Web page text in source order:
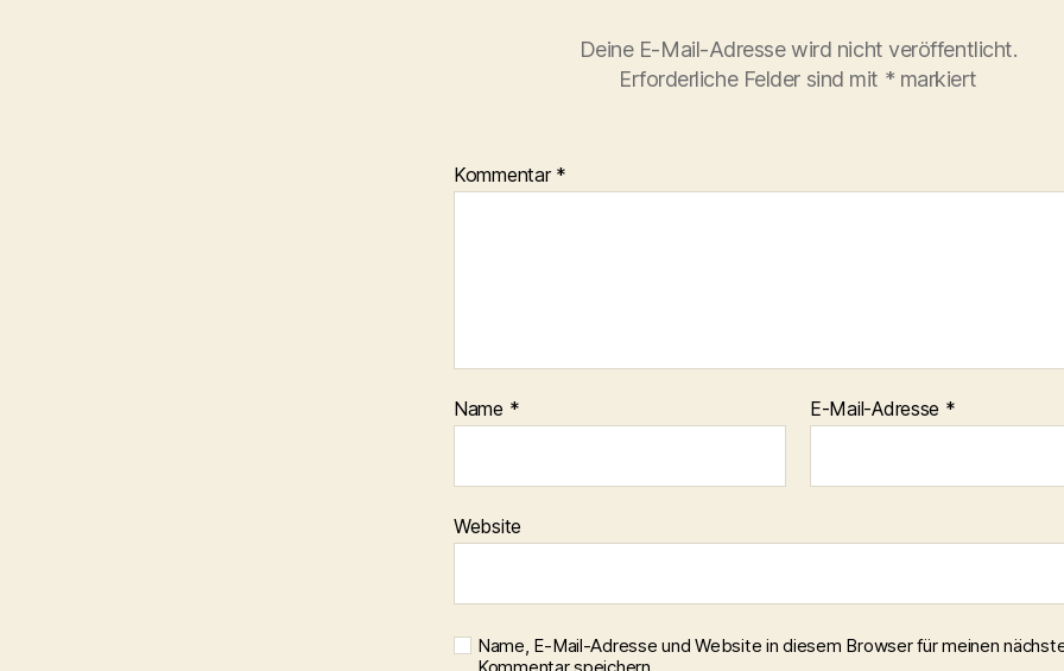
Deine E-Mail-Adresse wird nicht veröffentlicht.
Erforderliche Felder sind mit * markiert
Kommentar *
Name * E-Mail-Adresse *
Website
Name, E-Mail-Adresse und Website in diesem Browser für meinen